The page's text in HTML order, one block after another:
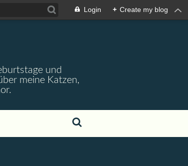
Login + Create my blog
und
meine Katzen,